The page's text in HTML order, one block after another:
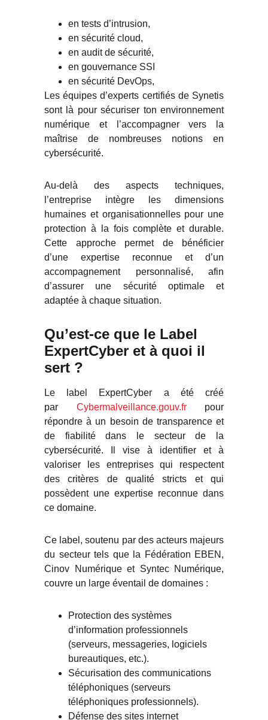
en tests d’intrusion,
en sécurité cloud,
en audit de sécurité,
en gouvernance SSI
en sécurité DevOps,
Les équipes d’experts certifiés de Synetis
sont là pour sécuriser ton environnement
numérique et l’accompagner vers la
maîtrise de nombreuses notions en
cybersécurité.
Au-delà des aspects techniques,
l’entreprise intègre les dimensions
humaines et organisationnelles pour une
protection à la fois complète et durable.
Cette approche permet de bénéficier
d’une expertise reconnue et d’un
accompagnement personnalisé, afin
d’assurer une sécurité optimale et
adaptée à chaque situation.
Qu’est-ce que le Label
ExpertCyber et à quoi il
sert ?
Le label ExpertCyber a été créé
par Cybermalveillance.gouv.frpour
répondre à un besoin de transparence et
de fiabilité dans le secteur de la
cybersécurité. Il vise à identifier et à
valoriser les entreprises qui respectent
des critères de qualité stricts et qui
possèdent une expertise reconnue dans
ce domaine.
Ce label, soutenu par des acteurs majeurs
du secteur tels que la Fédération EBEN,
Cinov Numérique et Syntec Numérique,
couvre un large éventail de domaines :
Protection des systèmes
d’information professionnels
(serveurs, messageries, logiciels
bureautiques, etc.).
Sécurisation des communications
téléphoniques (serveurs
téléphoniques professionnels).
Défense des sites internet